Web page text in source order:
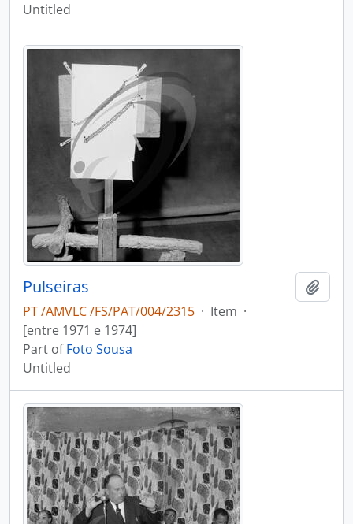
Untitled
Pulseiras
PT /AMVLC /FS/PAT/004/2315 · Item ·
[entre 1971 e 1974]
Part ofFoto Sousa
Untitled